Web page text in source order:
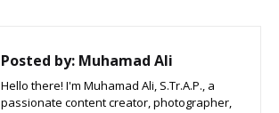
Posted by: Muhamad Ali
Hello there! I'm Muhamad Ali, S.Tr.A.P., a
passionate content creator, photographer,